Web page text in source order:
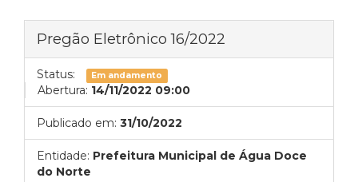
Pregão Eletrônico 16/2022
Status: Em andamento
Abertura: 14/11/2022 09:00
Publicado em: 31/10/2022
Entidade: Prefeitura Municipal de Água Doce
do Norte